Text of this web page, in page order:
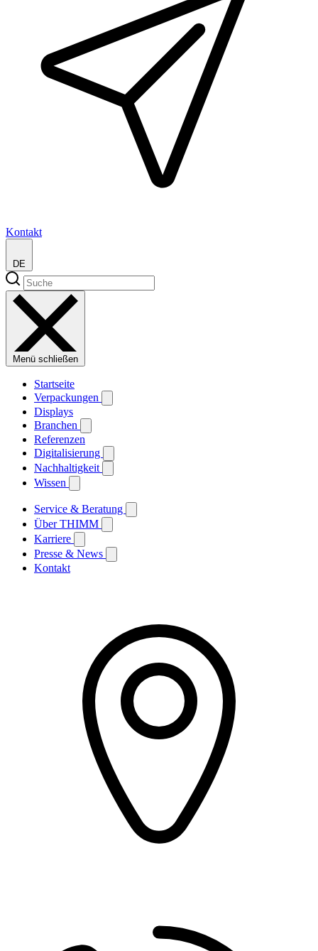
Kontakt
DE
Menü schließen
Startseite
Verpackungen
Displays
Branchen
Referenzen
Digitalisierung
Nachhaltigkeit
Wissen
Service & Beratung
Über THIMM
Karriere
Presse & News
Kontakt